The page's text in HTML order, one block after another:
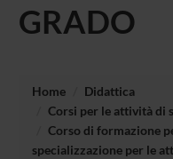
GRADO
Home
Didattica
Corsi per le attività di
Corso di formazione
specializzazione per le